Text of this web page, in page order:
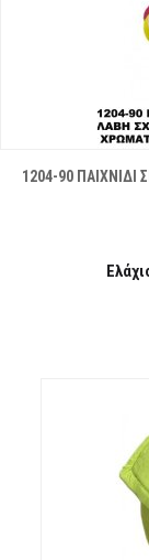
1204-90